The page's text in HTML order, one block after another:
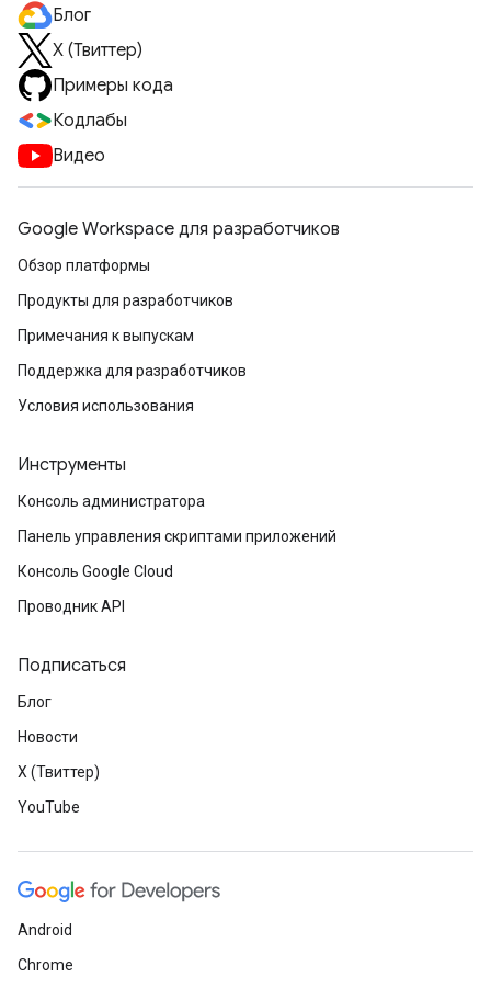
Блог
X (Твиттер)
Примеры кода
Кодлабы
Видео
Google Workspace для разработчиков
Обзор платформы
Продукты для разработчиков
Примечания к выпускам
Поддержка для разработчиков
Условия использования
Инструменты
Консоль администратора
Панель управления скриптами приложений
Консоль Google Cloud
Проводник API
Подписаться
Блог
Новости
X (Твиттер)
YouTube
Android
Chrome